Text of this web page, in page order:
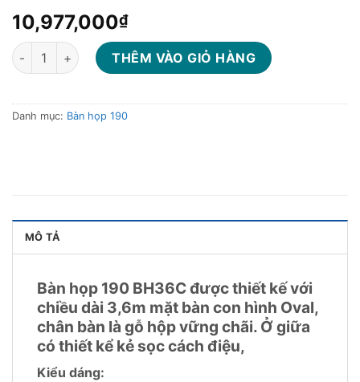
10,977,000₫
Bàn họp 190 BH36C hình Oval, chân hộp chắc chắn số lượng
THÊM VÀO GIỎ HÀNG
Danh mục: Bàn họp 190
MÔ TẢ
Bàn họp 190 BH36C được thiết kế với
chiều dài 3,6m mặt bàn con hình Oval,
chân bàn là gỗ hộp vững chãi. Ở giữa
có thiết kể kẻ sọc cách điệu,
Kiểu dáng: